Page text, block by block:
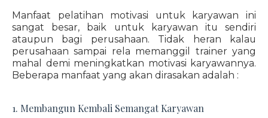
Manfaat pelatihan motivasi untuk karyawan ini
sangat besar, baik untuk karyawan itu sendiri
ataupun bagi perusahaan. Tidak heran kalau
perusahaan sampai rela memanggil trainer yang
mahal demi meningkatkan motivasi karyawannya.
Beberapa manfaat yang akan dirasakan adalah :
1. Membangun Kembali Semangat Karyawan